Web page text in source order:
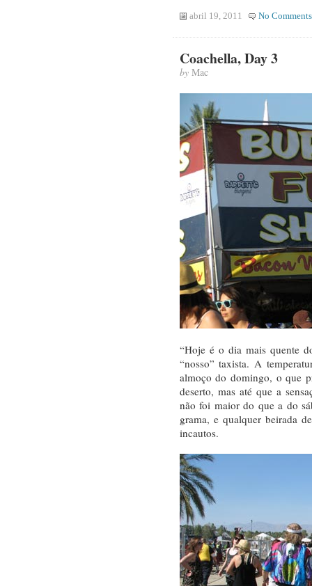
abril 19, 2011 No Comments
Coachella, Day 3
byMac
“Hoje é o dia mais quente
“nosso” taxista. A
almoço do domingo, o que
deserto, mas até que a
não foi maior do que a do
grama, e qualquer beirada
incautos.